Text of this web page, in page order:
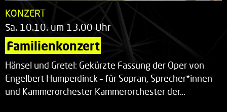
KONZERT
Sa. 10.10. um 13.00 Uhr
Familienkonzert
Hänsel und Gretel: Gekürzte Fassung der Oper von
Engelbert Humperdinck – für Sopran, Sprecher*innen
und Kammerorchester Kammerorchester der…